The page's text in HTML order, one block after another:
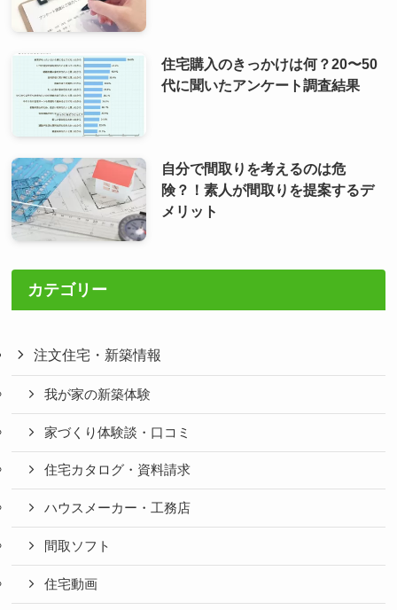
住宅購入のきっかけは何？20〜50
代に聞いたアンケート調査結果
自分で間取りを考えるのは危
険？！素人が間取りを提案するデ
メリット
カテゴリー
注文住宅・新築情報
我が家の新築体験
家づくり体験談・口コミ
住宅カタログ・資料請求
ハウスメーカー・工務店
間取ソフト
住宅動画